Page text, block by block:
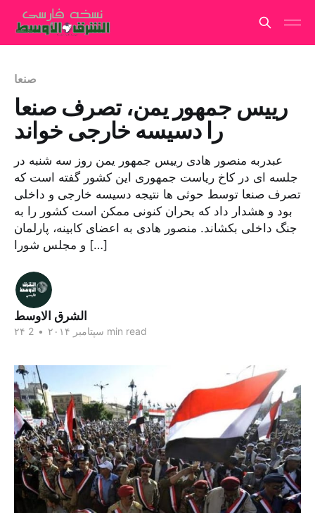
صنعا
رییس جمهور یمن، تصرف صنعا
را دسیسه خارجی خواند
عبدربه منصور هادی رییس جمهور یمن روز سه شنبه در
جلسه ای در کاخ ریاست جمهوری این کشور گفته است که
تصرف صنعا توسط حوثی ها نتیجه دسیسه خارجی و داخلی
بود و هشدار داد که بحران کنونی ممکن است کشور را به
جنگ داخلی بکشاند. منصور هادی به اعضای کابینه، پارلمان
و مجلس شورا […]
الشرق الاوسط
۲۴ سپتامبر ۲۰۱۴ • 2 min read